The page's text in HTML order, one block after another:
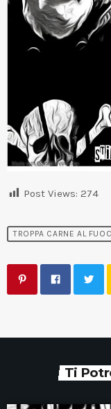
Post Views: 274
TROPPA CARNE AL
Ti